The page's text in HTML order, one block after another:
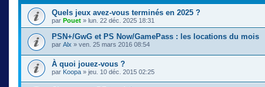
Quels jeux avez-vous terminés en 2025 ?
par Pouet » lun. 22 déc. 2025 18:31
PSN+/GwG et PS Now/GamePass : les locations du mois
par Alx » ven. 25 mars 2016 08:54
À quoi jouez-vous ?
par Koopa » jeu. 10 déc. 2015 02:25